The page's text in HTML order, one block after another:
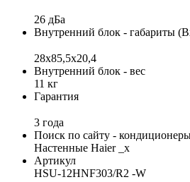
26 дБа
Внутренний блок - габариты
28x85,5x20,4
Внутренний блок - вес
11 кг
Гарантия
3 года
Поиск по сайту -
Настенные Haier _x
Артикул
HSU-12HNF303/R2 -W